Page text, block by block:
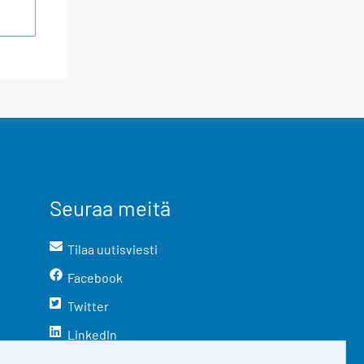
Seuraa meitä
Tilaa uutisviesti
Facebook
Twitter
LinkedIn